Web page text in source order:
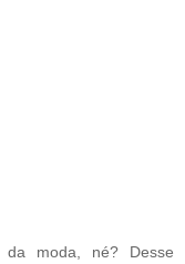
moda, né? Desse